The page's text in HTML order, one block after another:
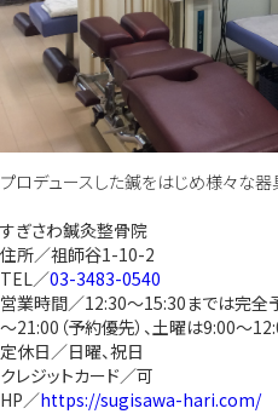
プロデュースした鍼をはじめ様々な
すぎさわ鍼灸整骨院
住所／祖師谷1-10-2
TEL／03-3483-0540
営業時間／12:30～15:30までは完全
～21:00（予約優先）、土曜は9:00～
定休日／日曜、祝日
クレジットカード／可
HP／https://sugisawa-hari.com/